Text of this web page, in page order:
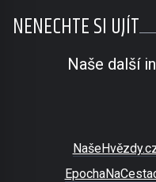
NENECHTE SI UJÍT
Naše další